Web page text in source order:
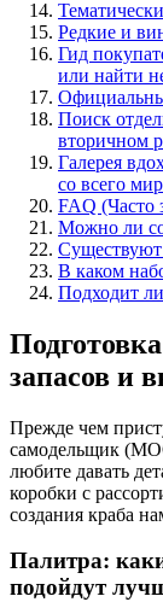
Редкие и
Гид
или найти
Поиск
вторичном
Галерея
со всего
FAQ (Часто
Можно ли
Существуют
В каком
Подходит
запасов и
Прежде чем
самодельщик
любите давать
коробки с
создания краба
Палитра:
подойдут